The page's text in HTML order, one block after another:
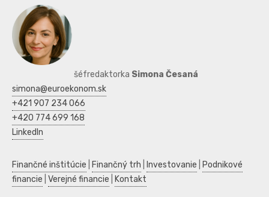
šéfredaktorka Simona Česaná
simona@euroekonom.sk
+421 907 234 066
+420 774 699 168
LinkedIn
Finančné inštitúcie Finančný trh Investovanie
Podnikové
financie Verejné financie Kontakt